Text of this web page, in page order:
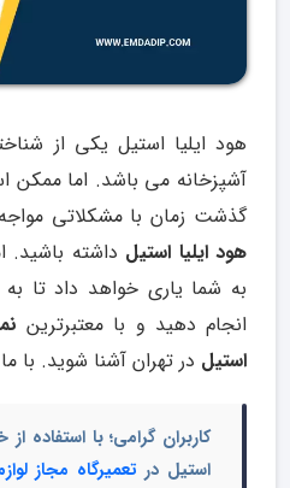
هود ایلیا استیل یکی از
آشپزخانه می باشد. اما ممکن
گذشت زمان با مشکلاتی
هود ایلیا استیل داشته
به شما یاری خواهد داد تا
انجام دهید و با معتبرترین
استیل در تهران آشنا شوید. با
کاربران گرامی؛ با استفاده
استیل در تعمیرگاه مجاز